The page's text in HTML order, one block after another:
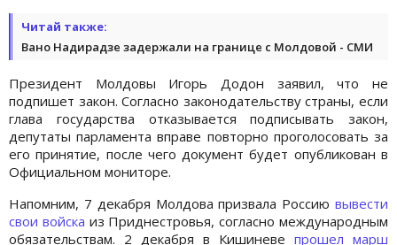
Читай также:
Вано Надирадзе задержали на границе с Молдовой - СМИ
Президент Молдовы Игорь Додон заявил, что не
подпишет закон. Согласно законодательству страны, если
глава государства отказывается подписывать закон,
депутаты парламента вправе повторно проголосовать за
его принятие, после чего документ будет опубликован в
Официальном мониторе.
Напомним, 7 декабря Молдова призвала Россию вывести
свои войска из Приднестровья, согласно международным
обязательствам. 2 декабря в Кишиневе прошел марш